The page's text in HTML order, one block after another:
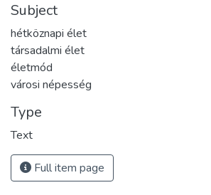
Subject
hétköznapi élet
társadalmi élet
életmód
városi népesség
Type
Text
Full item page